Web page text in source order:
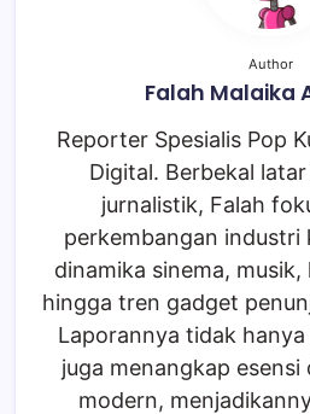
Author
Falah Malaika
Reporter Spesialis Pop
Digital. Berbekal
jurnalistik, Falah
perkembangan industri
dinamika sinema,
hingga tren gadget
Laporannya tidak
juga menangkap
modern,